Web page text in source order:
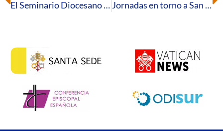
El Seminario Diocesano acogerá una nueva convivencia para monaguillos Jornadas en torno a San Manuel González: Bendición de su retrato en el Santuario del Rocío